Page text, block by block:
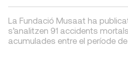
La Fundació Musaat ha
s’analitzen 91 accidents
acumulades entre el període